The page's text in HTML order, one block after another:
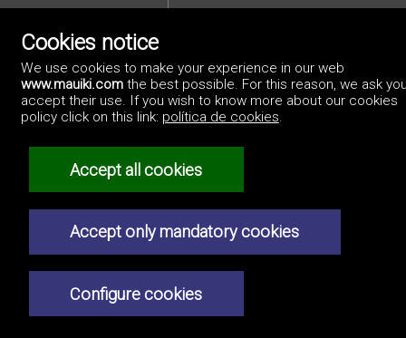
Privacybeleid
Cookies notice
We use cookies to make your experience in our web
www.mauiki.comthe best possible. For this reason, we ask
accept their use. If you wish to know more about our cookies
policy click on this link: política de cookies.
Accept all cookies
Accept only mandatory cookies
Configure cookies